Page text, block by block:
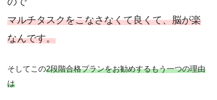
マルチタスクをこなさなくて良くて、脳が楽
なんです。
そしてこの2段階合格プランをお勧めするもう一つの理由
は